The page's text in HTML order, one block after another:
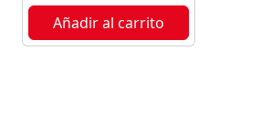
Añadir al carrito